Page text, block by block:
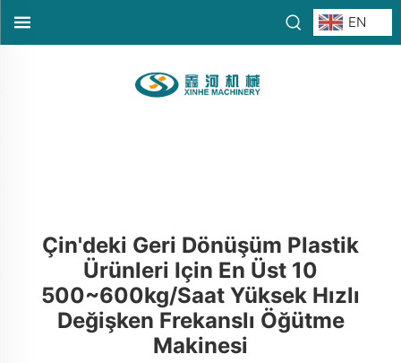
EN
Çin'deki Geri Dönüşüm Plastik
Ürünleri Için En Üst 10
500~600kg/saat Yüksek Hızlı
Değişken Frekanslı Öğütme
Makinesi